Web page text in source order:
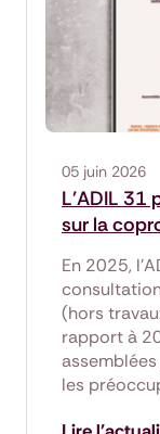
L'ADIL 31
sur la
05 juin 2026
En 2025,
(hors
rapport à
les